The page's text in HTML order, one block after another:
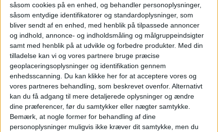
såsom cookies på en enhed, og behandler personoplysninger,
såsom entydige identifikatorer og standardoplysninger, som
bliver sendt af en enhed, med henblik på tilpassede annoncer
og indhold, annonce- og indholdsmåling og målgruppeindsigter
samt med henblik på at udvikle og forbedre produkter. Med din
tilladelse kan vi og vores partnere bruge præcise
geoplaceringsoplysninger og identifikation gennem
enhedsscanning. Du kan klikke her for at acceptere vores og
vores partneres behandling, som beskrevet ovenfor. Alternativt
kan du få adgang til mere detaljerede oplysninger og ændre
dine præferencer, før du samtykker eller nægter samtykke.
Bemærk, at nogle former for behandling af dine
personoplysninger muligvis ikke kræver dit samtykke, men du
og en hund, der bevæger sig rundt mellem
kontorstolene.
– Det er måske ikke helt klassisk erhvervsliv,
men det er også det, der gør min hverdag
speciel. Vi er en familie, der driver hoteller, så
det føles helt naturligt, at arbejde og familieliv
hænger sammen, siger Dorte Milling.